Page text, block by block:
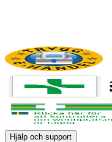
Hjälp och support